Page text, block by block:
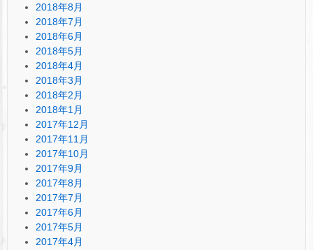
2018年8月
2018年7月
2018年6月
2018年5月
2018年4月
2018年3月
2018年2月
2018年1月
2017年12月
2017年11月
2017年10月
2017年9月
2017年8月
2017年7月
2017年6月
2017年5月
2017年4月